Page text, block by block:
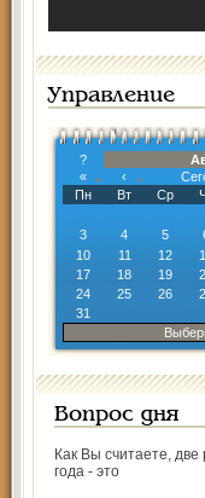
Управление
?
«
‹
Пн
Вт Ср
3
4 5
10
11 12
17
18 19
24
25 26
31
Вопрос дня
Как Вы считаете,
года - это